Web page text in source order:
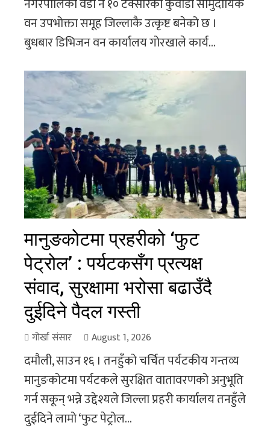
वन उपभोक्ता समूह जिल्लाकै उत्कृष्ट बनेको छ ।
बुधबार डिभिजन वन कार्यालय गोरखाले कार्य...
मानुङकोटमा प्रहरीको ‘फुट
पेट्रोल’ : पर्यटकसँग प्रत्यक्ष
संवाद, सुरक्षामा भरोसा बढाउँदै
दुईदिने पैदल गस्ती
गोर्खा संसार August 1, 2026
दमौली, साउन १६ । तनहुँको चर्चित पर्यटकीय गन्तव्य
मानुङकोटमा पर्यटकले सुरक्षित वातावरणको अनुभूति
गर्न सकून् भन्ने उद्देश्यले जिल्ला प्रहरी कार्यालय तनहुँले
दुईदिने लामो ‘फुट पेट्रोल...